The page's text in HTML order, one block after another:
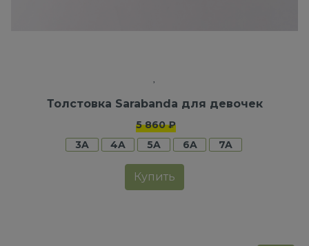
Толстовка Sarabanda для девочек
5 860 ₽
3A
4A 5A 6A 7A
Купить